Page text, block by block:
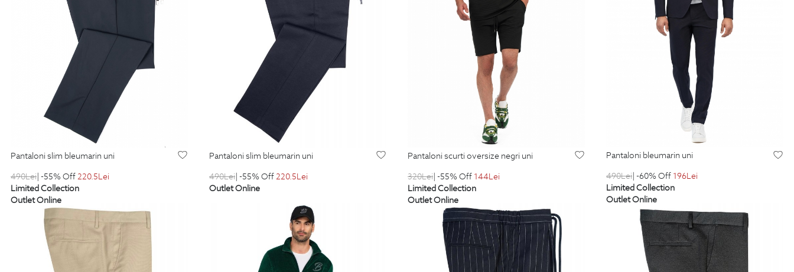
pantaloni slim bleumarin uni
490Lei| -55% Off220.5Lei
Limited Collection
Outlet Online
pantaloni slim bleumarin uni
490Lei| -55% Off220.5Lei
Outlet Online
pantaloni scurti oversize negri uni
320Lei| -55% Off 144Lei
Limited Collection
Outlet Online
pantaloni bleumarin uni
490Lei| -60% Off 196Lei
Limited Collection
Outlet Online